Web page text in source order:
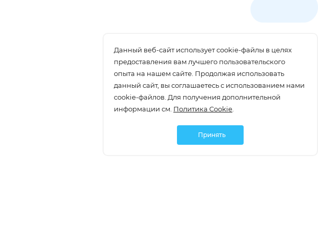
Данный веб-сайт использует cookie-файлы в целях
предоставления вам лучшего пользовательского
опыта на нашем сайте. Продолжая использовать
данный сайт, вы соглашаетесь с использованием нами
cookie-файлов. Для получения дополнительной
информации см. Политика Cookie
Принять